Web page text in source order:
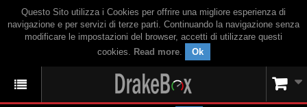
Questo Sito utilizza i Cookies per offrire una migliore esperienza di
navigazione e per servizi di terze parti. Continuando la navigazione senza
modificare le impostazioni del browser, accetti di utilizzare questi
cookies. Read more. Ok